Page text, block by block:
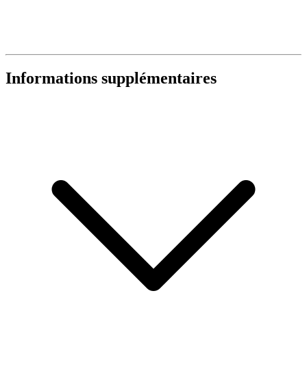
Informations supplémentaires